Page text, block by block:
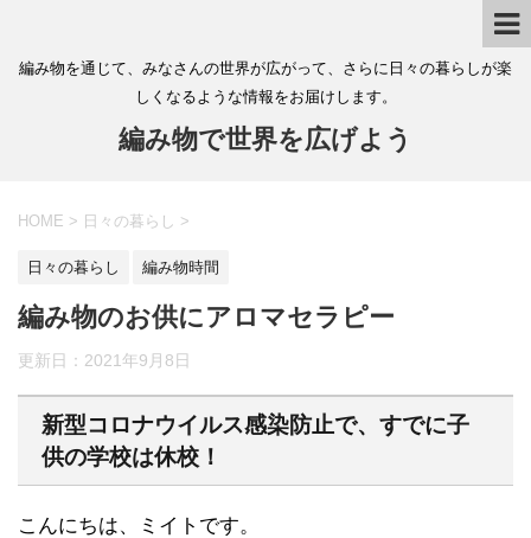
編み物を通じて、みなさんの世界が広がって、さらに日々の暮らしが楽
しくなるような情報をお届けします。
編み物で世界を広げよう
HOME > 日々の暮らし >
日々の暮らし 編み物時間
編み物のお供にアロマセラピー
更新日： 2021年9月8日
新型コロナウイルス感染防止で、すでに子
供の学校は休校！
こんにちは、ミイトです。